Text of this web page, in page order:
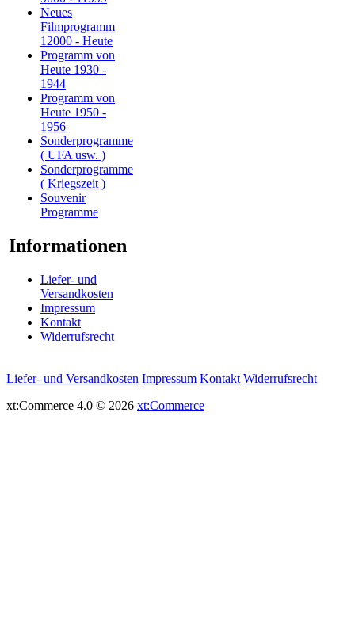
Neues
Filmprogramm
12000 - Heute
Programm von
Heute 1930 -
1944
Programm von
Heute 1950 -
1956
Sonderprogramme
( UFA usw. )
Sonderprogramme
( Kriegszeit )
Souvenir
Programme
Informationen
Liefer- und
Versandkosten
Impressum
Kontakt
Widerrufsrecht
Liefer- und Versandkosten Impressum Kontakt Widerrufsrecht
xt:Commerce 4.0 © 2026 xt:Commerce